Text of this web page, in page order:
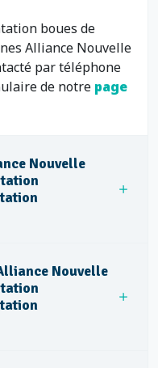
boues de
Alliance Nouvelle
par téléphone
de notre page
Nouvelle
Nouvelle